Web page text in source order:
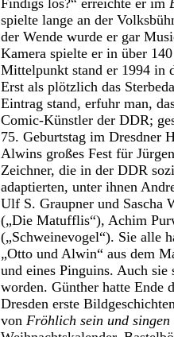
Findigs los?“ erreichte er im
spielte lange an der
der Wende wurde er gar
Kamera spielte er in über
Mittelpunkt stand er 1994 in
Erst als plötzlich das
Eintrag stand, erfuhr man,
Comic-Künstler der DDR;
75. Geburtstag im Dresdner
Alwins großes Fest für
Zeichner, die in der DDR
adaptierten, unter ihnen
Ulf S. Graupner und Sascha
(„Die Matufflis“), Achim
(„Schweinevogel“). Sie alle
„Otto und Alwin“ aus dem
und eines Pinguins. Auch
worden. Günther hatte Ende
Dresden erste
von Fröhlich sein und singen